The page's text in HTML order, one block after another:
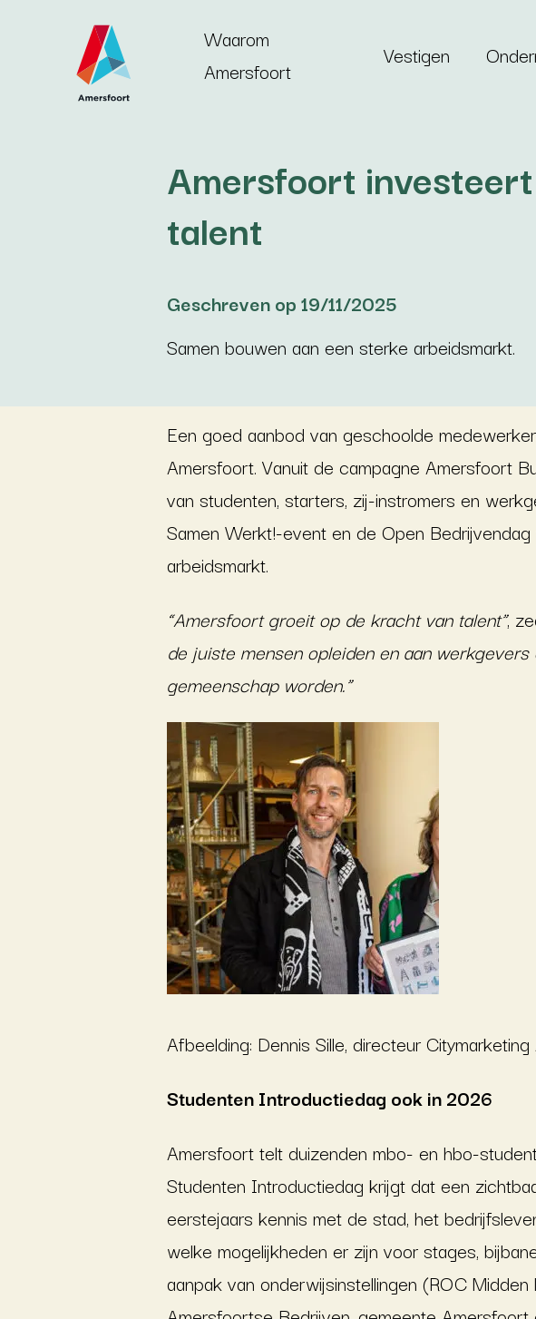
Waarom
Amersfoort
Vestigen
Amersfoort
talent
Geschreven op 19/11/2025
Samen bouwen aan een sterke arbeidsmarkt.
Een goed aanbod van geschoolde
Amersfoort. Vanuit de campagne Amersfoort
van studenten, starters, zij-instromers en
Samen Werkt!-event en de Open
arbeidsmarkt.
“Amersfoort groeit op de kracht van talent”,
de juiste mensen opleiden en aan
gemeenschap worden.”
Afbeelding: Dennis Sille, directeur
Studenten Introductiedag ook in 2026
Amersfoort telt duizenden mbo- en hbo-
Studenten Introductiedag krijgt dat een
eerstejaars kennis met de stad, het
welke mogelijkheden er zijn voor stages,
aanpak van onderwijsinstellingen (ROC